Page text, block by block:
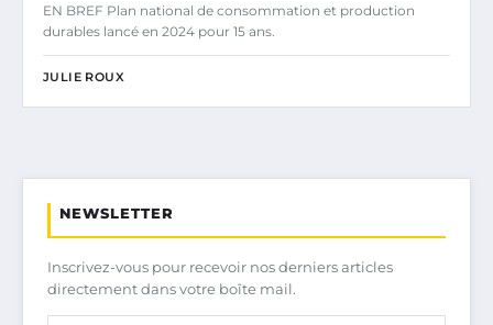
EN BREF Plan national de consommation et production
durables lancé en 2024 pour 15 ans.
JULIE ROUX
NEWSLETTER
Inscrivez-vous pour recevoir nos derniers articles
directement dans votre boîte mail.